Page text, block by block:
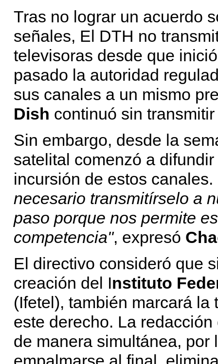
Tras no lograr un acuerdo
señales, El DTH no
televisoras desde que
pasado la autoridad
sus canales a un mismo
Dish continuó sin
Sin embargo, desde la
satelital comenzó a
incursión de estos canales.
necesario transmitírselo a
paso porque nos permite
competencia", expresó
El directivo consideró que
creación del Instituto
(Ifetel), también marcará
este derecho. La
de manera simultánea,